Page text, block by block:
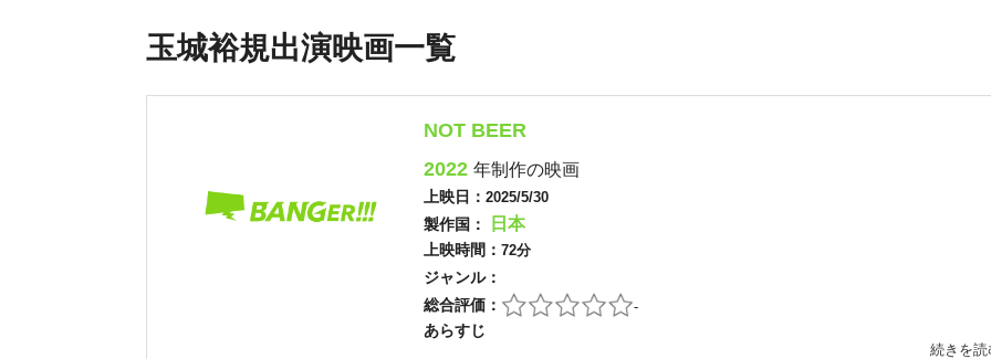
玉城裕規出演映画一覧
NOT BEER
2022 年制作の映画
上映日： 2025/5/30
製作国： 日本
上映時間： 72分
ジャンル：
総合評価：
-
あらすじ
続きを読